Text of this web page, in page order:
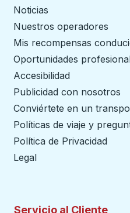
Noticias
Nuestros operadores
Mis recompensas
Oportunidades
Accesibilidad
Publicidad con nosotros
Conviértete en un
Políticas de viaje y
Política de Privacidad
Legal
Servicio al Cliente